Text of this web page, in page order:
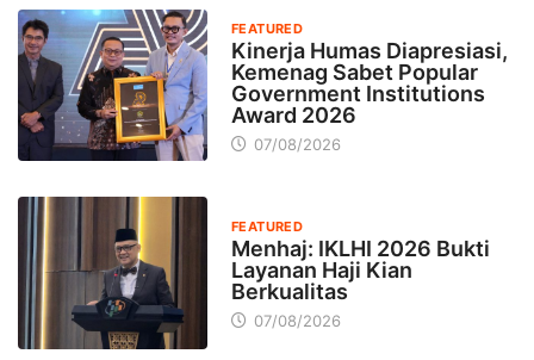
FEATURED
Kinerja Humas Diapresiasi,
Kemenag Sabet Popular
Government Institutions
Award 2026
07/08/2026
FEATURED
Menhaj: IKLHI 2026 Bukti
Layanan Haji Kian
Berkualitas
07/08/2026